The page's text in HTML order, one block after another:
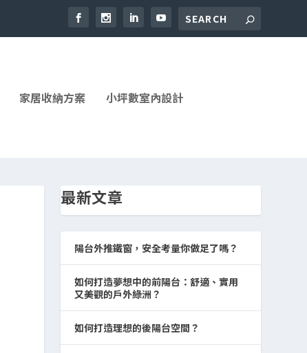
家居收納方案
小坪數室內設計
最新文章
陽台外推鐵窗，安全考量你做足了嗎？
如何打造夢想中的前陽台：舒適、實用
又美觀的戶外綠洲？
如何打造理想的後陽台空間？